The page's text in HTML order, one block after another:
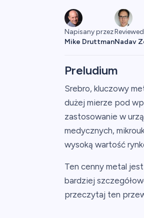
Napisany przez
Mike DruttmanNadav
Preludium
Srebro, kluczowy
dużej mierze pod
zastosowanie w
medycznych,
wysoką wartość
Ten cenny metal
bardziej
przeczytaj ten